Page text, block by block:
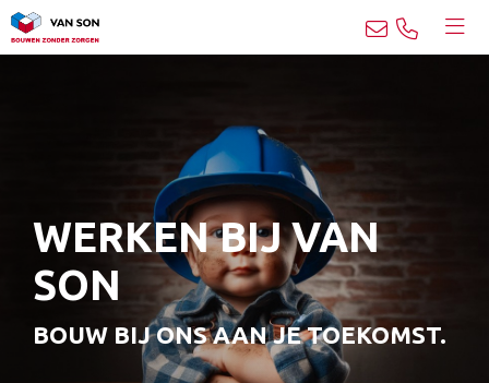
WERKEN BIJ VAN
SON
BOUW BIJ ONS AAN JE TOEKOMST.